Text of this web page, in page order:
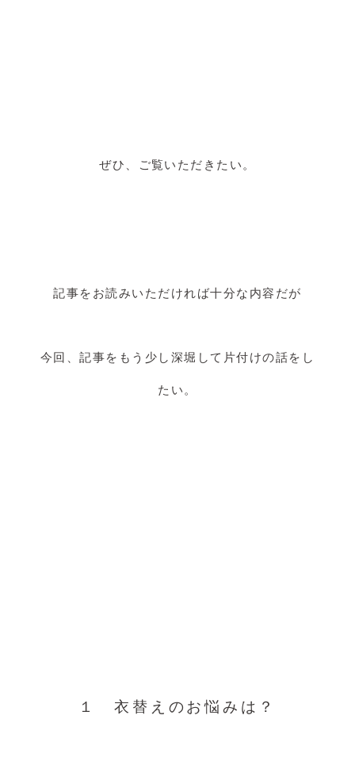
ぜひ、ご覧いただきたい。
記事をお読みいただければ十分な内容だが
今回、記事をもう少し深堀して片付けの話をし
たい。
１ 衣替えのお悩みは？